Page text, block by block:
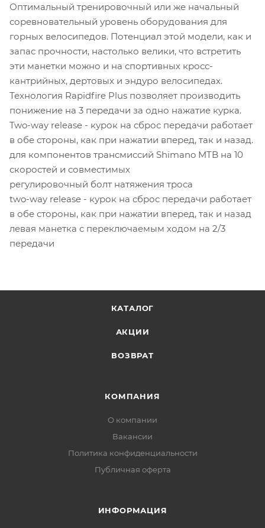
Оптимальный тренировочный или же начальный
соревновательный уровень оборудования для
горных велосипедов. Потенциал этой модели, как и
запас прочности, настолько велики, что встретить
эти манетки можно и на спортивных кросс-
кантрийных, дертовых и эндуро велосипедах.
Технология Rapidfire Plus позволяет производить
понижение на 3 передачи за одно нажатие курка.
Two-way release - курок на сброс передачи работает
в обе стороны, как при нажатии вперед, так и назад.
для компонентов трансмиссий Shimano MTB на 10
скоростей и совместимых
регулировочный болт натяжения троса
two-way release - курок на сброс передачи работает
в обе стороны, как при нажатии вперед, так и назад
левая манетка с переключаемым ходом на 2/3
передачи
КАТАЛОГ
АКЦИИ
ВОЗВРАТ
КОМПАНИЯ
О компании
Вакансии
Политика конфиденциальности
Публичная оферта
ИНФОРМАЦИЯ